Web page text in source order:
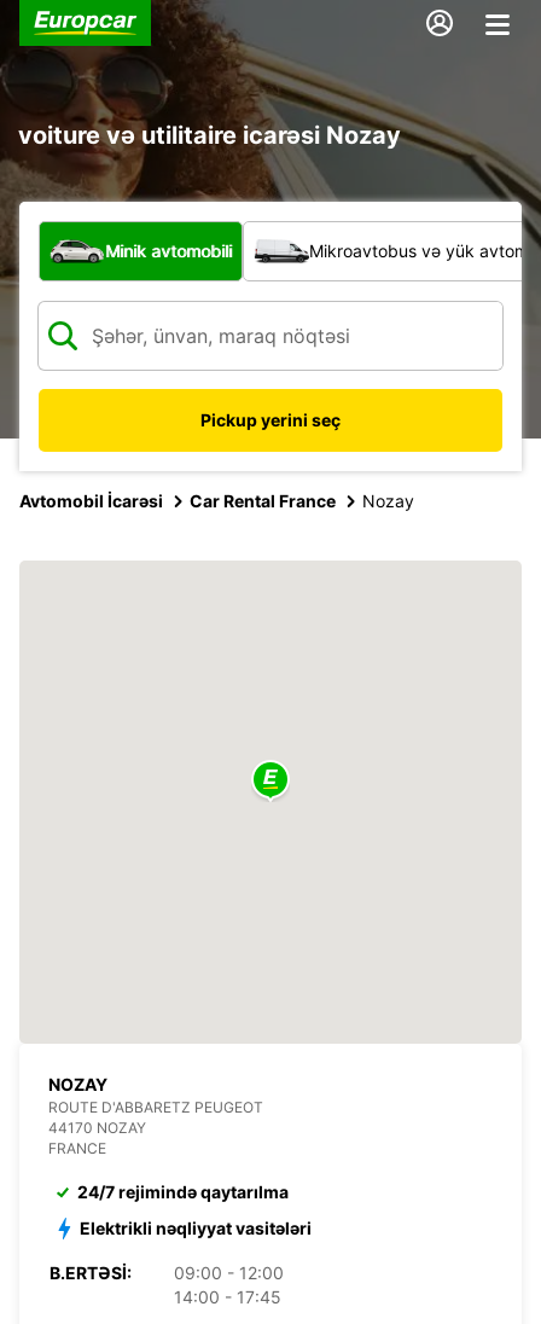
voiture və utilitaire icarəsi Nozay
Hansı növ nəqliyyat vasitəsi?
Minik avtomobili Mikroavtobus və yük
Pickup yerini seç
Avtomobil İcarəsi Car Rental France Nozay
NOZAY
ROUTE D'ABBARETZ PEUGEOT
44170 NOZAY
FRANCE
24/7 rejimində qaytarılma
Elektrikli nəqliyyat vasitələri
B.ERTƏSI:
09:00 - 12:00
14:00 - 17:45